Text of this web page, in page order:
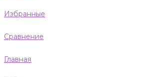
Избранные
Сравнение
Главная